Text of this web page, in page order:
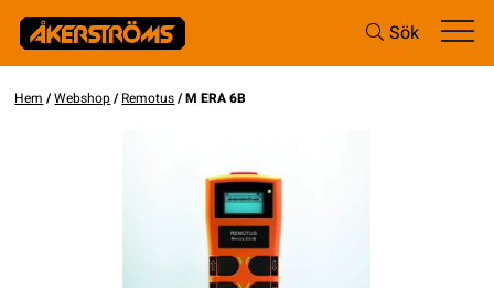
Sök
Hem /Webshop/Remotus/ M ERA 6B